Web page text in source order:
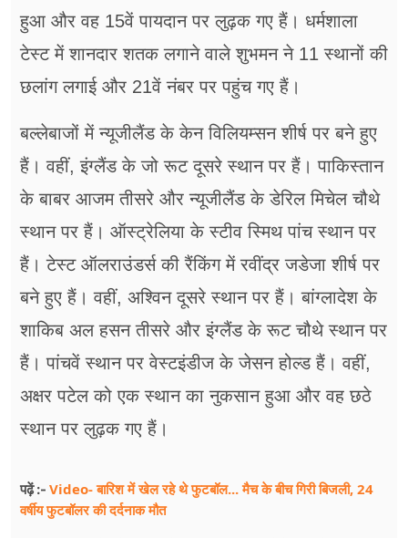
हुआ और वह 15वें पायदान पर लुढ़क गए हैं। धर्मशाला
टेस्ट में शानदार शतक लगाने वाले शुभमन ने 11 स्थानों की
छलांग लगाई और 21वें नंबर पर पहुंच गए हैं।
बल्लेबाजों में न्यूजीलैंड के केन विलियम्सन शीर्ष पर बने हुए
हैं। वहीं, इंग्लैंड के जो रूट दूसरे स्थान पर हैं। पाकिस्तान
के बाबर आजम तीसरे और न्यूजीलैंड के डेरिल मिचेल चौथे
स्थान पर हैं। ऑस्ट्रेलिया के स्टीव स्मिथ पांच स्थान पर
हैं। टेस्ट ऑलराउंडर्स की रैंकिंग में रवींद्र जडेजा शीर्ष पर
बने हुए हैं। वहीं, अश्विन दूसरे स्थान पर हैं। बांग्लादेश के
शाकिब अल हसन तीसरे और इंग्लैंड के रूट चौथे स्थान पर
हैं। पांचवें स्थान पर वेस्टइंडीज के जेसन होल्ड हैं। वहीं,
अक्षर पटेल को एक स्थान का नुकसान हुआ और वह छठे
स्थान पर लुढ़क गए हैं।
पढ़ें :- Video- बारिश में खेल रहे थे फुटबॉल... मैच के बीच गिरी बिजली, 24
वर्षीय फुटबॉलर की दर्दनाक मौत